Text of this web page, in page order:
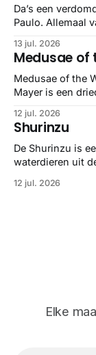
minstens
Da’s een
Paulo. Allemaal
13 jul. 2026
Medusae of
Medusae of the
Mayer is een
gedetailleerd
taxonomie. Het boek staat bekend om de combinatie van
strikte
illustraties en
12 jul. 2026
Shurinzu
De Shurinzu is
waterdieren uit
bekend om
12 jul. 2026
Elke